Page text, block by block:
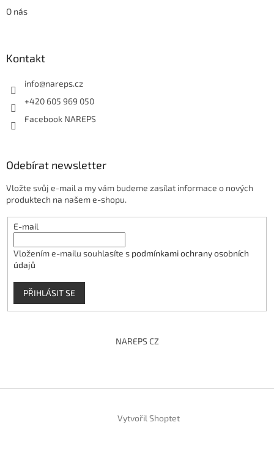
O nás
Kontakt
info@nareps.cz
+420 605 969 050
Facebook NAREPS
Odebírat newsletter
Vložte svůj e-mail a my vám budeme zasílat informace o nových
produktech na našem e-shopu.
E-mail
Vložením e-mailu souhlasíte s podmínkami ochrany osobních
údajů
PŘIHLÁSIT SE
NAREPS CZ
Vytvořil Shoptet